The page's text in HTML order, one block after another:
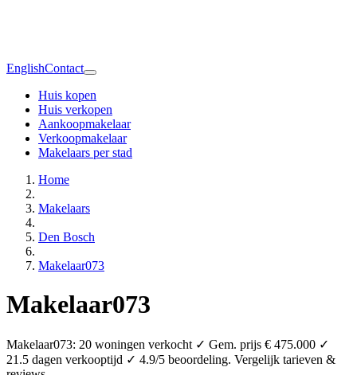
EnglishContact
Huis kopen
Huis verkopen
Aankoopmakelaar
Verkoopmakelaar
Makelaars per stad
Home
Makelaars
Den Bosch
Makelaar073
Makelaar073
Makelaar073: 20 woningen verkocht ✓ Gem. prijs € 475.000 ✓
21.5 dagen verkooptijd ✓ 4.9/5 beoordeling. Vergelijk tarieven &